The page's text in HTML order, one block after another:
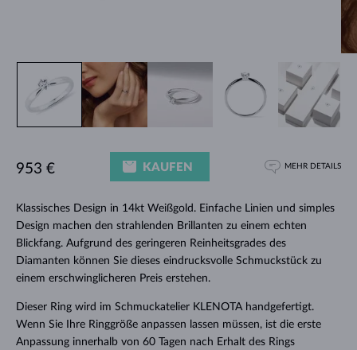
Klassisches Design in 14kt Weißgold. Einfache Linien und simples
Design machen den strahlenden Brillanten zu einem echten
Blickfang. Aufgrund des geringeren Reinheitsgrades des
Diamanten können Sie dieses eindrucksvolle Schmuckstück zu
einem erschwinglicheren Preis erstehen.
Dieser Ring wird im Schmuckatelier KLENOTA handgefertigt.
Wenn Sie Ihre Ringgröße anpassen lassen müssen, ist die erste
Anpassung innerhalb von 60 Tagen nach Erhalt des Rings
953 € KAUFEN MEHR DETAILS